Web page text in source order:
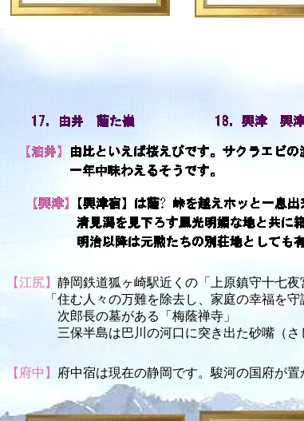
【江尻】 静岡鉄道狐ヶ崎駅近くの「上原鎮守十七夜
「住む人々の万難を除去し、家庭の幸福を
次郎長の墓がある「梅蔭禅寺」
三保半島は巴川の河口に突き出た砂嘴（
【府中】 府中宿は現在の静岡です。駿河の国府が